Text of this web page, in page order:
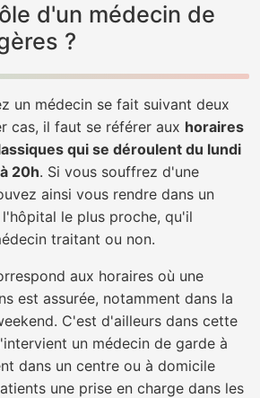
d'un médecin de
?
un médecin se fait suivant deux
cas, il faut se référer aux horaires
qui se déroulent du lundi
20h. Si vous souffrez d'une
ainsi vous rendre dans un
le plus proche, qu'il
traitant ou non.
aux horaires où une
est assurée, notamment dans la
C'est d'ailleurs dans cette
un médecin de garde à
dans un centre ou à domicile
une prise en charge dans les